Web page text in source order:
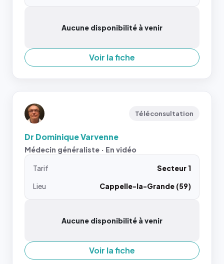
Aucune disponibilité à venir
Voir la fiche
Téléconsultation
Dr Dominique Varvenne
Médecin généraliste · En vidéo
Tarif
Secteur 1
Lieu
Cappelle-la-Grande (59)
Aucune disponibilité à venir
Voir la fiche